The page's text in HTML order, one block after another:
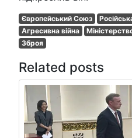
Європейський Союз
Агресивна війна
Зброя
Related posts